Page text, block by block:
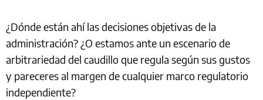
¿Dónde están ahí las decisiones objetivas de la
administración? ¿O estamos ante un escenario de
arbitrariedad del caudillo que regula según sus gustos
y pareceres al margen de cualquier marco regulatorio
independiente?